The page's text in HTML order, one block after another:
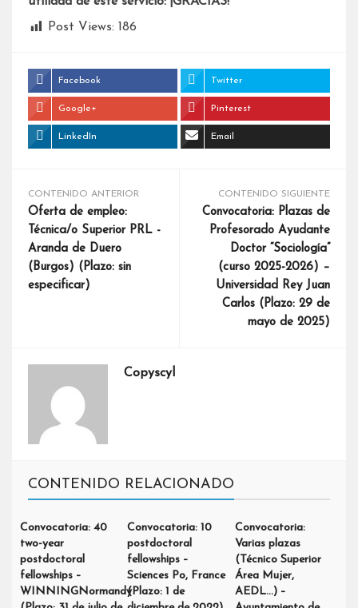
Post Views: 186
Facebook Twitter
Google+ Pinterest
LinkedIn Email
CONTENIDO ANTERIOR
Oferta de empleo:
Técnica/o Superior PRL -
Aranda de Duero
(Burgos) (Plazo: sin
especificar)
CONTENIDO SIGUIENTE
Convocatoria: Plazas de
Profesorado Ayudante
Doctor “Sociología”
(curso 2025-2026) –
Universidad Rey Juan
Carlos (Plazo: 29 de
mayo de 2025)
Copyscyl
CONTENIDO RELACIONADO
Convocatoria: 40
two-year
postdoctoral
fellowships –
WINNINGNormandy
Convocatoria: 10
postdoctoral
fellowships –
Sciences Po, France
(Plazo: 1 de
Convocatoria:
Varias plazas
(Técnico Superior
Área Mujer,
AEDL…) –